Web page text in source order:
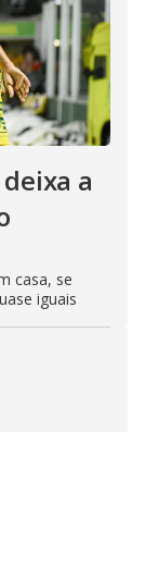
a
casa, se
iguais